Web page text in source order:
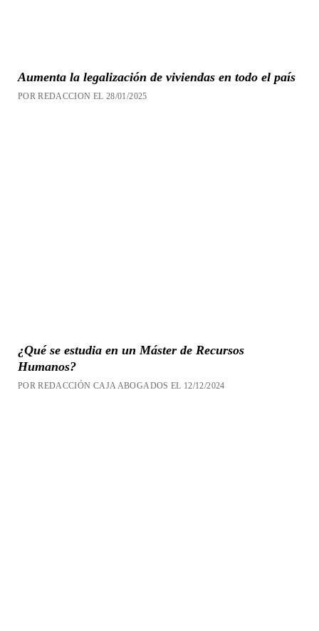
Aumenta la legalización de viviendas en todo el país
POR REDACCION EL 28/01/2025
¿Qué se estudia en un Máster de Recursos
Humanos?
POR REDACCIÓN CAJA ABOGADOS EL 12/12/2024